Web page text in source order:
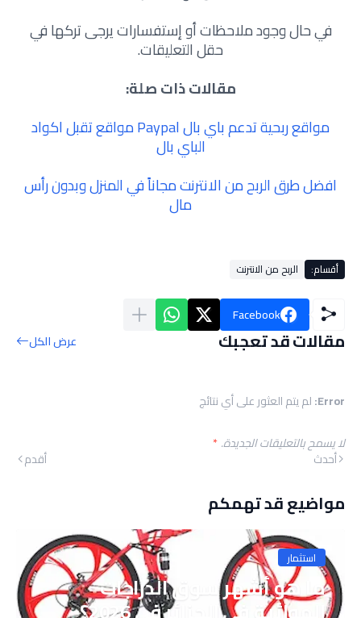
في حال وجود ملاحظات أو إستفسارات يرجى تركها في
حقل التعليقات.
مقالات ذات صلة:
مواقع ربحية تدعم باي بال Paypal مواقع تقبل اكواد
الباي بال
افضل طرق الربح من الانترنت مجاناً في المنزل وبدون رأس
مال
أقسام: الربح من الانترنت
Facebook
مقالات قد تعجبك عرض الكل
Error: لم يتم العثور على أي نتائج
لا يسمح بالتعليقات الجديدة.*
أحدث أقدم
مواضيع قد تهمكم
استثمار
ما هو أشهر سوق الدراجات